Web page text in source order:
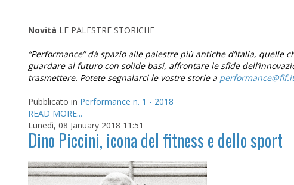
Novità LE PALESTRE STORICHE
“Performance” dà spazio alle palestre più antiche d’Italia,
guardare al futuro con solide basi, affrontare le sfide
trasmettere. Potete segnalarci le vostre storie a
Pubblicato in Performance n. 1 - 2018
READ MORE...
Lunedì, 08 January 2018 11:51
Dino Piccini, icona del fitness e dello sport